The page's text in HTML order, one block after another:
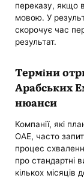
переказу, якщо
мовою. У
скорочує час
результат.
Терміни
Арабських
нюанси
Компанії, які
ОАЕ, часто
процес
про стандартні
кількох місяців